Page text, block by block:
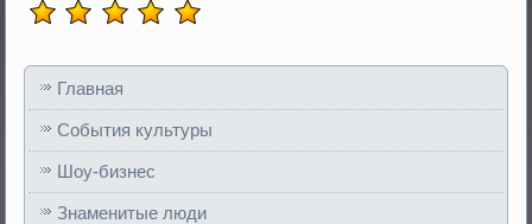
Главная
События культуры
Шоу-бизнес
Знаменитые люди